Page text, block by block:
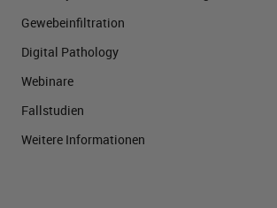
Gewebeinfiltration
Digital Pathology
Webinare
Fallstudien
Weitere Informationen